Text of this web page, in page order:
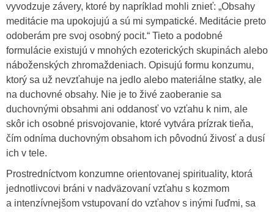
vyvodzuje závery, ktoré by napríklad mohli znieť: „Obsahy
meditácie ma upokojujú a sú mi sympatické. Meditácie preto
odoberám pre svoj osobný pocit.“ Tieto a podobné
formulácie existujú v mnohých ezoterických skupinách alebo
náboženských zhromaždeniach. Opisujú formu konzumu,
ktorý sa už nevzťahuje na jedlo alebo materiálne statky, ale
na duchovné obsahy. Nie je to živé zaoberanie sa
duchovnými obsahmi ani oddanosť vo vzťahu k nim, ale
skôr ich osobné prisvojovanie, ktoré vytvára prízrak tieňa,
čím odníma duchovným obsahom ich pôvodnú živosť a dusí
ich v tele.
Prostredníctvom konzumne orientovanej spirituality, ktorá
jednotlivcovi bráni v nadväzovaní vzťahu s kozmom
a intenzívnejšom vstupovaní do vzťahov s inými ľuďmi, sa